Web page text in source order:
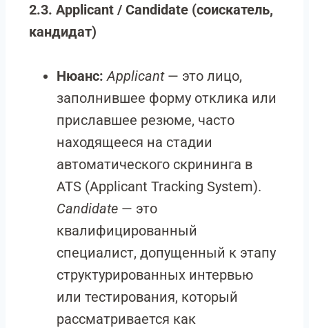
2.3. Applicant / Candidate (соискатель,
кандидат)
Нюанс: Applicant— это лицо,
заполнившее форму отклика или
приславшее резюме, часто
находящееся на стадии
автоматического скрининга в
ATS (Applicant Tracking System).
Candidate — это
квалифицированный
специалист, допущенный к этапу
структурированных интервью
или тестирования, который
рассматривается как